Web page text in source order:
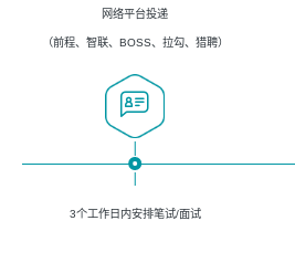
网络平台投递
（前程、智联、BOSS、拉勾、猎聘）
3个工作日内安排笔试/面试